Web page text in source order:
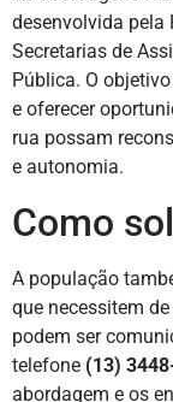
desenvolvida pela
Secretarias de
Pública. O
e oferecer
rua possam
e autonomia.
Como
A população
que necessitem
podem ser
telefone (13)
abordagem e os